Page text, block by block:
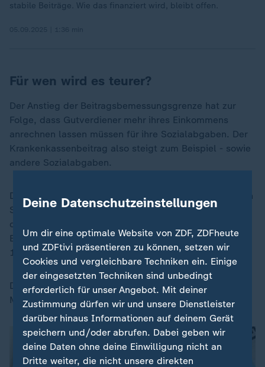
stabile Beiträge. Wie das finanziert wird, bleibt offen.
Für wen wird es teurer?
Der Anstieg der Beitragsbemessungsgrenze hat zur
Folge, dass Gutverdiener mehr ihres Einkommens
anrechnen lassen müssen für ihre Sozialabgaben. Der
Krankenkassenbeitrag also steigt zum Beispiel - sowie
andere Sozialabgaben.
Der Bund der Steuerzahler hat eine Tabelle erstellt. Ein
Single, der im Monat 7.000 Euro brutto verdient, zahlt
demnach 32,85 Euro mehr Sozialabgaben im Monat.
Eine vierköpfige Familie mit einem Monatsbrutto von
11.000 Euro zahlt demnach 72,70 Euro mehr.
Die Zeitung spricht von einer "Abgaben-Bombe", die
Ministerin Bas plane.
Deine Datenschutzeinstellungen
Um dir eine optimale Website von ZDF, ZDFheute
und ZDFtivi präsentieren zu können, setzen wir
Cookies und vergleichbare Techniken ein. Einige
der eingesetzten Techniken sind unbedingt
erforderlich für unser Angebot. Mit deiner
Zustimmung dürfen wir und unsere Dienstleister
darüber hinaus Informationen auf deinem Gerät
speichern und/oder abrufen. Dabei geben wir
deine Daten ohne deine Einwilligung nicht an
Dritte weiter, die nicht unsere direkten